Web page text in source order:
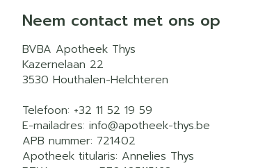
Neem contact met ons op
BVBA Apotheek Thys
Kazernelaan 22
3530 Houthalen-Helchteren
Telefoon: +32 11 52 19 59
E-mailadres: info@apotheek-thys.be
APB nummer: 721402
Apotheek titularis: Annelies Thys